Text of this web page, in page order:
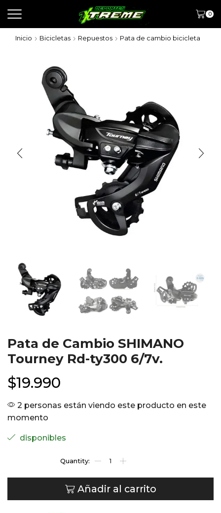
0
Inicio Bicicletas Repuestos Pata de cambio bicicleta
Pata de Cambio SHIMANO
Tourney Rd-ty300 6/7v.
$19.990
2 personas están viendo este producto en este
momento
disponibles
Añadir al carrito